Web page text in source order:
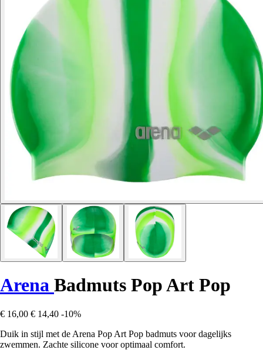
Arena Badmuts Pop Art Pop
€ 16,00 € 14,40 -10%
Duik in stijl met de Arena Pop Art Pop badmuts voor dagelijks
zwemmen. Zachte silicone voor optimaal comfort.